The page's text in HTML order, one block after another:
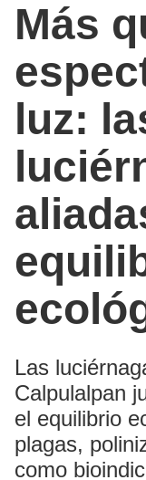
Más
luz:
Las
Calpulalpan
el equilibrio
plagas,
como